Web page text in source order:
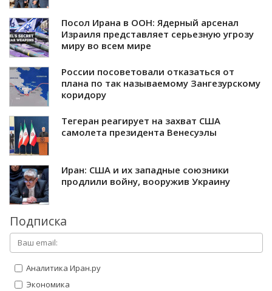
Посол Ирана в ООН: Ядерный арсенал
Израиля представляет серьезную угрозу
миру во всем мире
России посоветовали отказаться от
плана по так называемому Зангезурскому
коридору
Тегеран реагирует на захват США
самолета президента Венесуэлы
Иран: США и их западные союзники
продлили войну, вооружив Украину
Подписка
Аналитика Иран.ру
Экономика